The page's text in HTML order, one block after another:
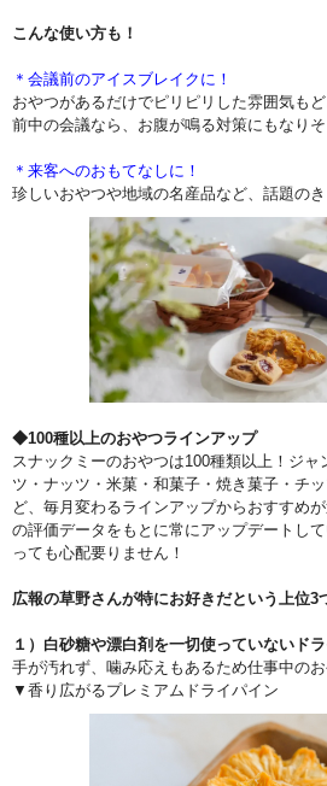
こんな使い方も！
＊会議前のアイスブレイクに！
おやつがあるだけでピリピリした雰囲気も
前中の会議なら、お腹が鳴る対策にもなりそ
＊来客へのおもてなしに！
珍しいおやつや地域の名産品など、話題の
◆100種以上のおやつラインアップ
スナックミーのおやつは100種類以上！ジ
ツ・ナッツ・米菓・和菓子・焼き菓子・チ
ど、毎月変わるラインアップからおすすめ
の評価データをもとに常にアップデートし
っても心配要りません！
広報の草野さんが特にお好きだという上位3
１）白砂糖や漂白剤を一切使っていないドラ
手が汚れず、噛み応えもあるため仕事中のお
▼香り広がるプレミアムドライパイン